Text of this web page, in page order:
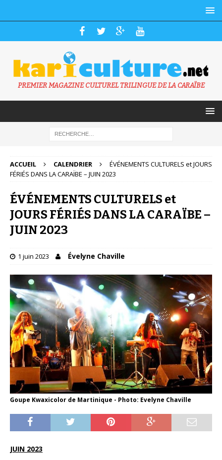
PREMIER MAGAZINE CULTUREL TRILINGUE DE LA CARAÏBE
ACCUEIL CALENDRIER
ÉVÉNEMENTS CULTURELS et JOURS
FÉRIÉS DANS LA CARAÏBE – JUIN 2023
ÉVÉNEMENTS CULTURELS et
JOURS FÉRIÉS DANS LA CARAÏBE –
JUIN 2023
1 juin 2023 Évelyne Chaville
Goupe Kwaxicolor de Martinique - Photo: Evelyne Chaville
JUIN 2023